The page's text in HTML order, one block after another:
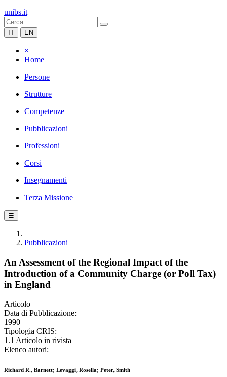
unibs.it
IT EN
×
Home
Persone
Strutture
Competenze
Pubblicazioni
Professioni
Corsi
Insegnamenti
Terza Missione
☰
Pubblicazioni
An Assessment of the Regional Impact of the
Introduction of a Community Charge (or Poll Tax)
in England
Articolo
Data di Pubblicazione:
1990
Tipologia CRIS:
1.1 Articolo in rivista
Elenco autori:
Richard R., Barnett; Levaggi, Rosella; Peter, Smith